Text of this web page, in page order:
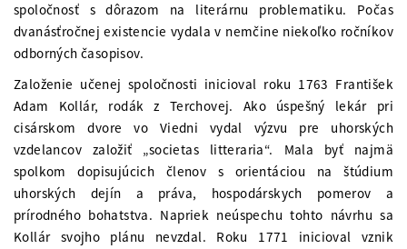
spoločnosť s dôrazom na literárnu problematiku. Počas
dvanásťročnej existencie vydala v nemčine niekoľko ročníkov
odborných časopisov.
Založenie učenej spoločnosti inicioval roku 1763 František
Adam Kollár, rodák z Terchovej. Ako úspešný lekár pri
cisárskom dvore vo Viedni vydal výzvu pre uhorských
vzdelancov založiť „societas litteraria“. Mala byť najmä
spolkom dopisujúcich členov s orientáciou na štúdium
uhorských dejín a práva, hospodárskych pomerov a
prírodného bohatstva. Napriek neúspechu tohto návrhu sa
Kollár svojho plánu nevzdal. Roku 1771 inicioval vznik